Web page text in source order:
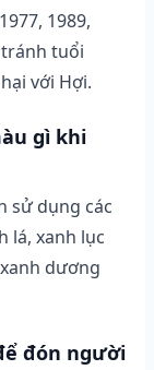
1989,
tránh tuổi
với Hợi.
gì khi
sử dụng các
lá, xanh lục
dương
đón người